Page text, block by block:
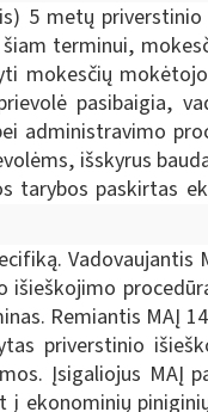
5 metų
terminui,
mokesčių
pasibaigia,
administravimo
išskyrus
tarybos paskirtas
Vadovaujantis
Remiantis MAĮ
priverstinio
Įsigaliojus MAĮ
į ekonominių